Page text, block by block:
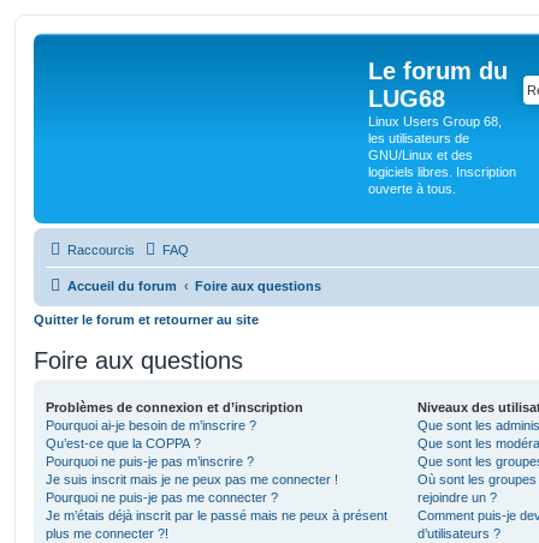
Le forum du
LUG68
Linux Users Group 68,
les utilisateurs de
GNU/Linux et des
logiciels libres. Inscription
ouverte à tous.
Raccourcis FAQ
Accueil du forum Foire aux questions
Quitter le forum et retourner au site
Foire aux questions
Problèmes de connexion et d’inscription
Pourquoi ai-je besoin de m’inscrire ?
Qu’est-ce que la COPPA ?
Pourquoi ne puis-je pas m’inscrire ?
Je suis inscrit mais je ne peux pas me connecter !
Pourquoi ne puis-je pas me connecter ?
Je m’étais déjà inscrit par le passé mais ne peux à présent
plus me connecter ?!
Niveaux des
Que sont les
Que sont les
Que sont les
Où sont les groupes
rejoindre un ?
Comment puis-je
d’utilisateurs ?